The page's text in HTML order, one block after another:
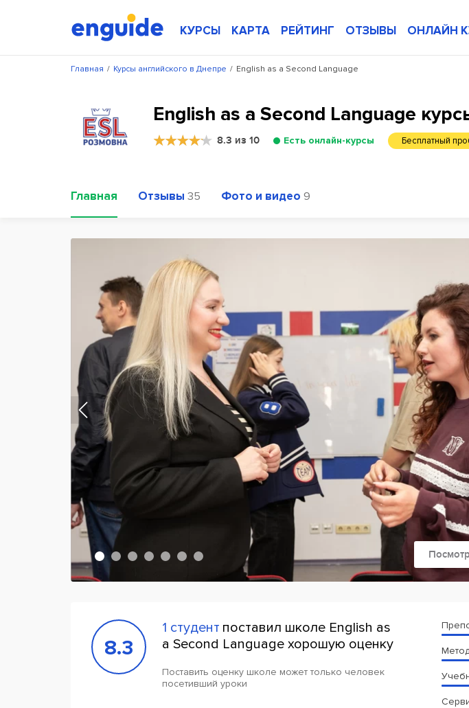
КУРСЫ КАРТА РЕЙТИНГ ОТЗЫВЫ ОНЛАЙН
/
Главная /
Курсы английского в Днепре English as a Second Language
English as a Second Language
8.3 из 10 Есть онлайн-курсы Бесплатный
Главная Отзывы 35 Фото и видео 9
8.3
1 студент поставил школе English as
a Second Language хорошую оценку
Поставить оценку школе может только человек
посетивший уроки